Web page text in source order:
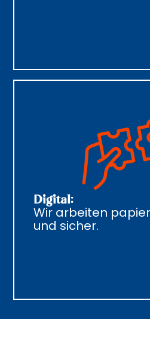
Digital:
Wir arbeiten
und sicher.